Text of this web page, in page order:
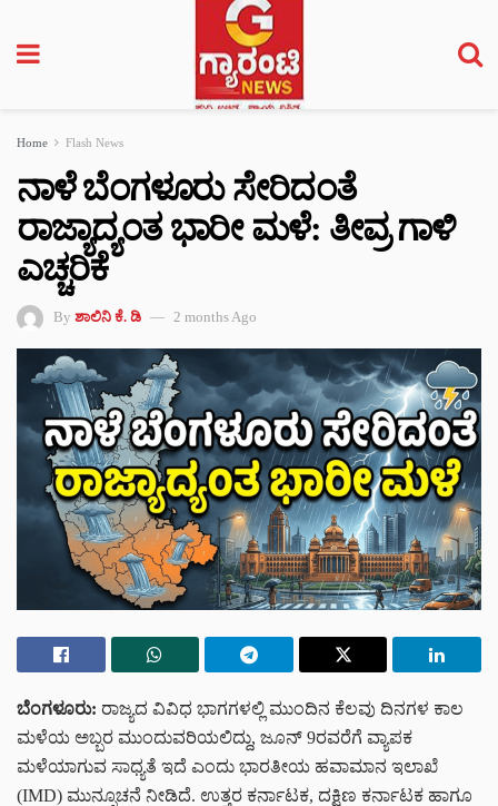
Home Flash News
ನಾಳೆ ಬೆಂಗಳೂರು ಸೇರಿದಂತೆ
ರಾಜ್ಯಾದ್ಯಂತ ಭಾರೀ ಮಳೆ: ತೀವ್ರ ಗಾಳಿ
ಎಚ್ಚರಿಕೆ
By ಶಾಲಿನಿ ಕೆ. ಡಿ 2 months Ago
ಬೆಂಗಳೂರು: ರಾಜ್ಯದ ವಿವಿಧ ಭಾಗಗಳಲ್ಲಿ ಮುಂದಿನ ಕೆಲವು ದಿನಗಳ ಕಾಲ
ಮಳೆಯ ಅಬ್ಬರ ಮುಂದುವರಿಯಲಿದ್ದು, ಜೂನ್ 9ರವರೆಗೆ ವ್ಯಾಪಕ
ಮಳೆಯಾಗುವ ಸಾಧ್ಯತೆ ಇದೆ ಎಂದು ಭಾರತೀಯ ಹವಾಮಾನ ಇಲಾಖೆ
(IMD) ಮುನ್ಸೂಚನೆ ನೀಡಿದೆ. ಉತ್ತರ ಕರ್ನಾಟಕ, ದಕ್ಷಿಣ ಕರ್ನಾಟಕ ಹಾಗೂ